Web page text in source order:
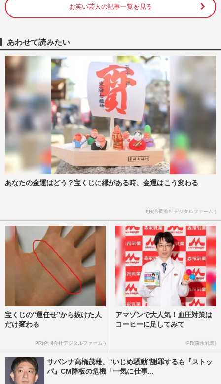
サバンナ高橋茂雄、中山功太ら後輩の“い
じめ告発”に謝罪で「感謝するべき」相
週刊女性PRIME
テレビ東京『世界!ニッポン行きたい人応
援団』神回に織田信成、高橋茂雄らが涙…
視聴者の心を掴んだ人探し…
週刊女性PRIME 2025/10/17
出演本数ランキングから選ぶ『見飽きたタ
レント』ランキング 2位は出まくってい
るのに「知名度ない」芸人
週刊女性2025年2月11日号 2025/2/4
『アメトーーク！』で話題！ リピーター
お笑い芸人の記事一覧を見る
あわせて読みたい
あなたの金運はどう？宝くじに縁がある時、金運はこう変わる
PR(合同会社デジタルファーム )
宝くじの“運任せ”から抜けた人
だけ変わる
PR(合同会社デジタルファーム )
アマゾンで大人気！血圧対策は
コーヒーに足してみて
PR(森永乳業)
サバンナ高橋茂雄、“いじめ騒動”謝罪するも『ストッ
パ』CM降板の危機「一気に仕事...